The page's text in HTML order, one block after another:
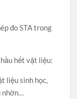
đo STA trong
hết vật liệu:
liệu sinh học,